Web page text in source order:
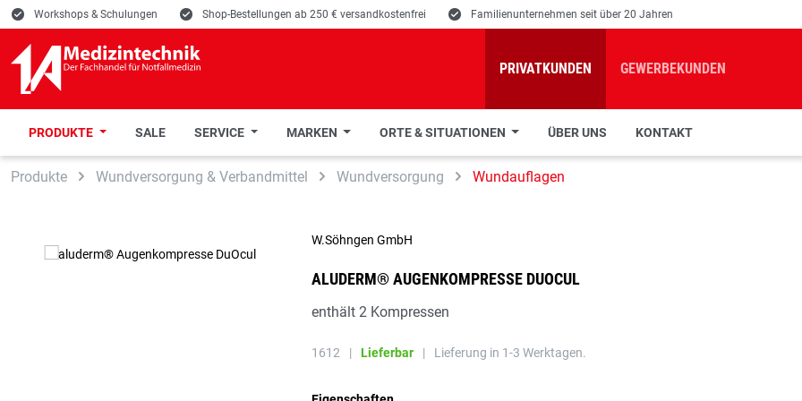
Zur Suche springen
Zur Hauptnavigation springen
E Workshops & Schulungen E Shop-Bestellungen ab 250 € versandkostenfrei E Familienunternehmen seit über 20 Jahren
PRIVATKUNDEN GEWERBEKUNDEN
PRODUKTE SALE SERVICE MARKEN ORTE & SITUATIONEN ÜBER UNS KONTAKT
Produkte Wundversorgung & Verbandmittel Wundversorgung Wundauflagen
ALUDERM® AUGENKOMPRESSE DUOCUL
W.Söhngen GmbH
enthält 2 Kompressen
1612 | Lieferbar | Lieferung in 1-3 Werktagen.